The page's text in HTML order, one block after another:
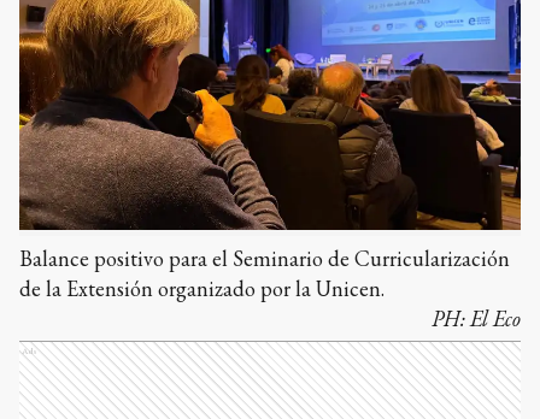
Balance positivo para el Seminario de Curricularización
de la Extensión organizado por la Unicen.
PH:El Eco
Ads